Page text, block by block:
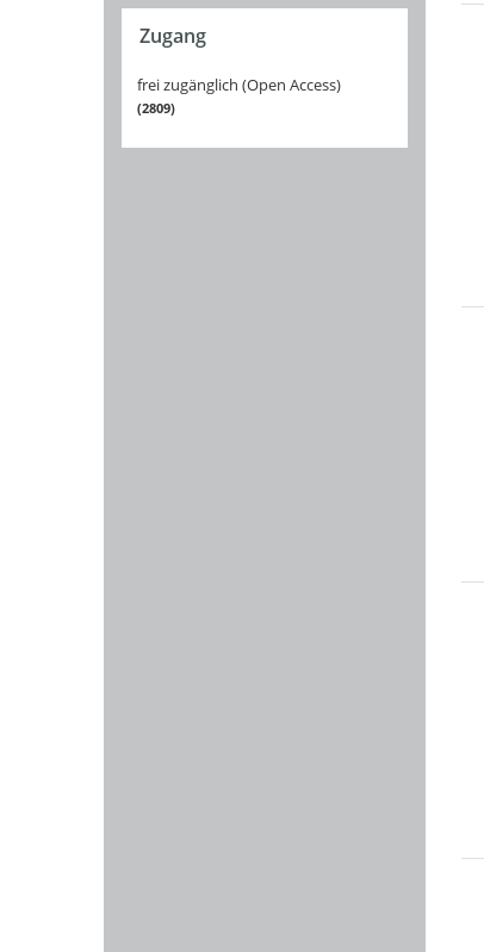
Zugang
frei zugänglich (Open Access)
2809